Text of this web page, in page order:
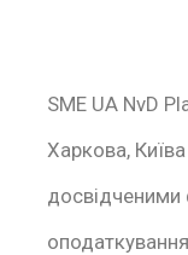
SME UA NvD
Харкова,
досвідченими